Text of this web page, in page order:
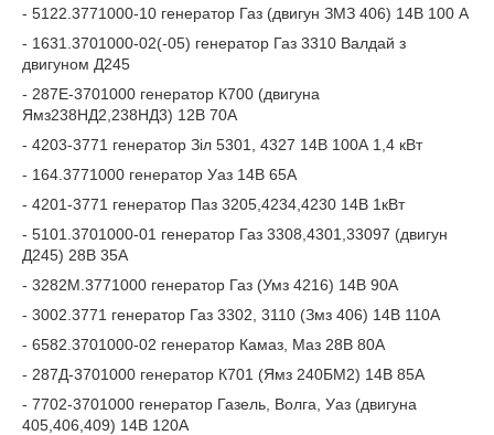
- 5122.3771000-10 генератор Газ (двигун ЗМЗ 406) 14В 100 А
- 1631.3701000-02(-05) генератор Газ 3310 Валдай з
двигуном Д245
- 287Е-3701000 генератор К700 (двигуна
Ямз238НД2,238НД3) 12В 70А
- 4203-3771 генератор Зіл 5301, 4327 14В 100А 1,4 кВт
- 164.3771000 генератор Уаз 14В 65А
- 4201-3771 генератор Паз 3205,4234,4230 14В 1кВт
- 5101.3701000-01 генератор Газ 3308,4301,33097 (двигун
Д245) 28В 35А
- 3282М.3771000 генератор Газ (Умз 4216) 14В 90А
- 3002.3771 генератор Газ 3302, 3110 (Змз 406) 14В 110А
- 6582.3701000-02 генератор Камаз, Маз 28В 80А
- 287Д-3701000 генератор К701 (Ямз 240БМ2) 14В 85А
- 7702-3701000 генератор Газель, Волга, Уаз (двигуна
405,406,409) 14В 120А